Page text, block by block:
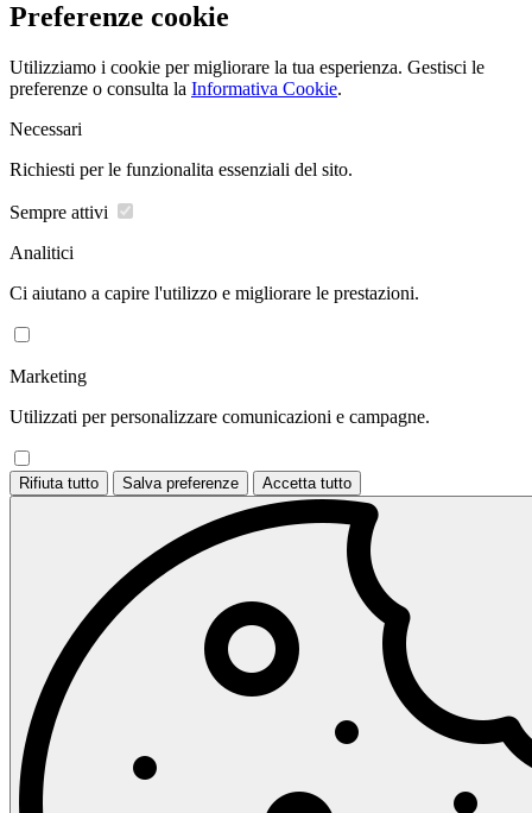
Preferenze cookie
Utilizziamo i cookie per migliorare la tua esperienza. Gestisci le
preferenze o consulta la Informativa Cookie.
Necessari
Richiesti per le funzionalita essenziali del sito.
Sempre attivi
Analitici
Ci aiutano a capire l'utilizzo e migliorare le prestazioni.
Marketing
Utilizzati per personalizzare comunicazioni e campagne.
Rifiuta tutto Salva preferenze Accetta tutto